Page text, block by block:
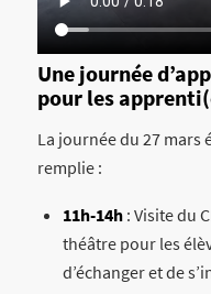
Une journée
pour les
La journée du 27 mars
remplie :
11h-14h: Visite du
théâtre pour les
d’échanger et de